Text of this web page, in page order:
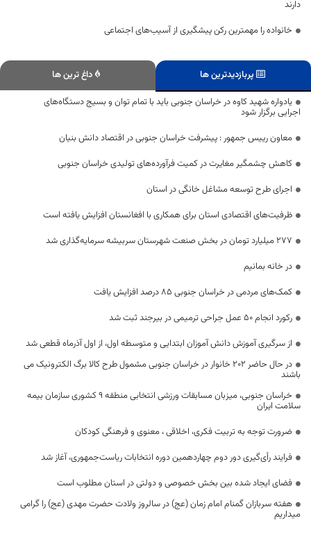
دارند
خانواده را مهمترین رکن پیشگیری از آسیب‌های اجتماعی
پربازدیدترین ها
داغ ترین ها
یادواره شهید کاوه در خراسان جنوبی باید با تمام توان و بسیج دستگاه‌های
اجرایی برگزار شود
معاون رییس جمهور : پیشرفت خراسان جنوبی در اقتصاد دانش بنیان
کاهش چشمگیر مغایرت در کمیت فرآورده‌های تولیدی خراسان جنوبی
اجرای طرح توسعه مشاغل خانگی در استان
ظرفیت‌های اقتصادی استان برای همکاری با افغانستان افزایش یافته است
۲۷۷ میلیارد تومان در بخش صنعت شهرستان سربیشه سرمایه‌گذاری شد
در خانه بمانیم
کمک‌های مردمی در خراسان جنوبی ۸۵ درصد افزایش یافت
رکورد انجام 50 عمل جراحی ترمیمی در بیرجند ثبت شد
از سرگیری آموزش دانش آموزان ابتدایی و متوسطه اول، از اول آذرماه قطعی شد
در حال حاضر 202 خانوار در خراسان جنوبی مشمول طرح کالا برگ الکترونیک می
باشند
خراسان جنوبی، میزبان مسابقات ورزشی انتخابی منطقه ۹ کشوری سازمان بیمه
سلامت ایران
ضرورت توجه به تربیت فکری، اخلاقی ، معنوی و فرهنگی کودکان
فرایند رأی‌گیری دور دوم چهاردهمین دوره انتخابات ریاست‌جمهوری، آغاز شد
فضای ایجاد شده بین بخش خصوصی و دولتی در استان مطلوب است
هفته سربازان گمنام امام زمان (عج) در سالروز ولادت حضرت مهدی (عج) را گرامی
میداریم